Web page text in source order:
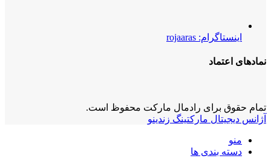
اینستاگرام: rojaaras
نمادهای‌ اعتماد
تمام حقوق برای رادمال مارکت محفوظ است.
آژانس دیجیتال مارکتینگ زندینو
منو
دسته بندی ها